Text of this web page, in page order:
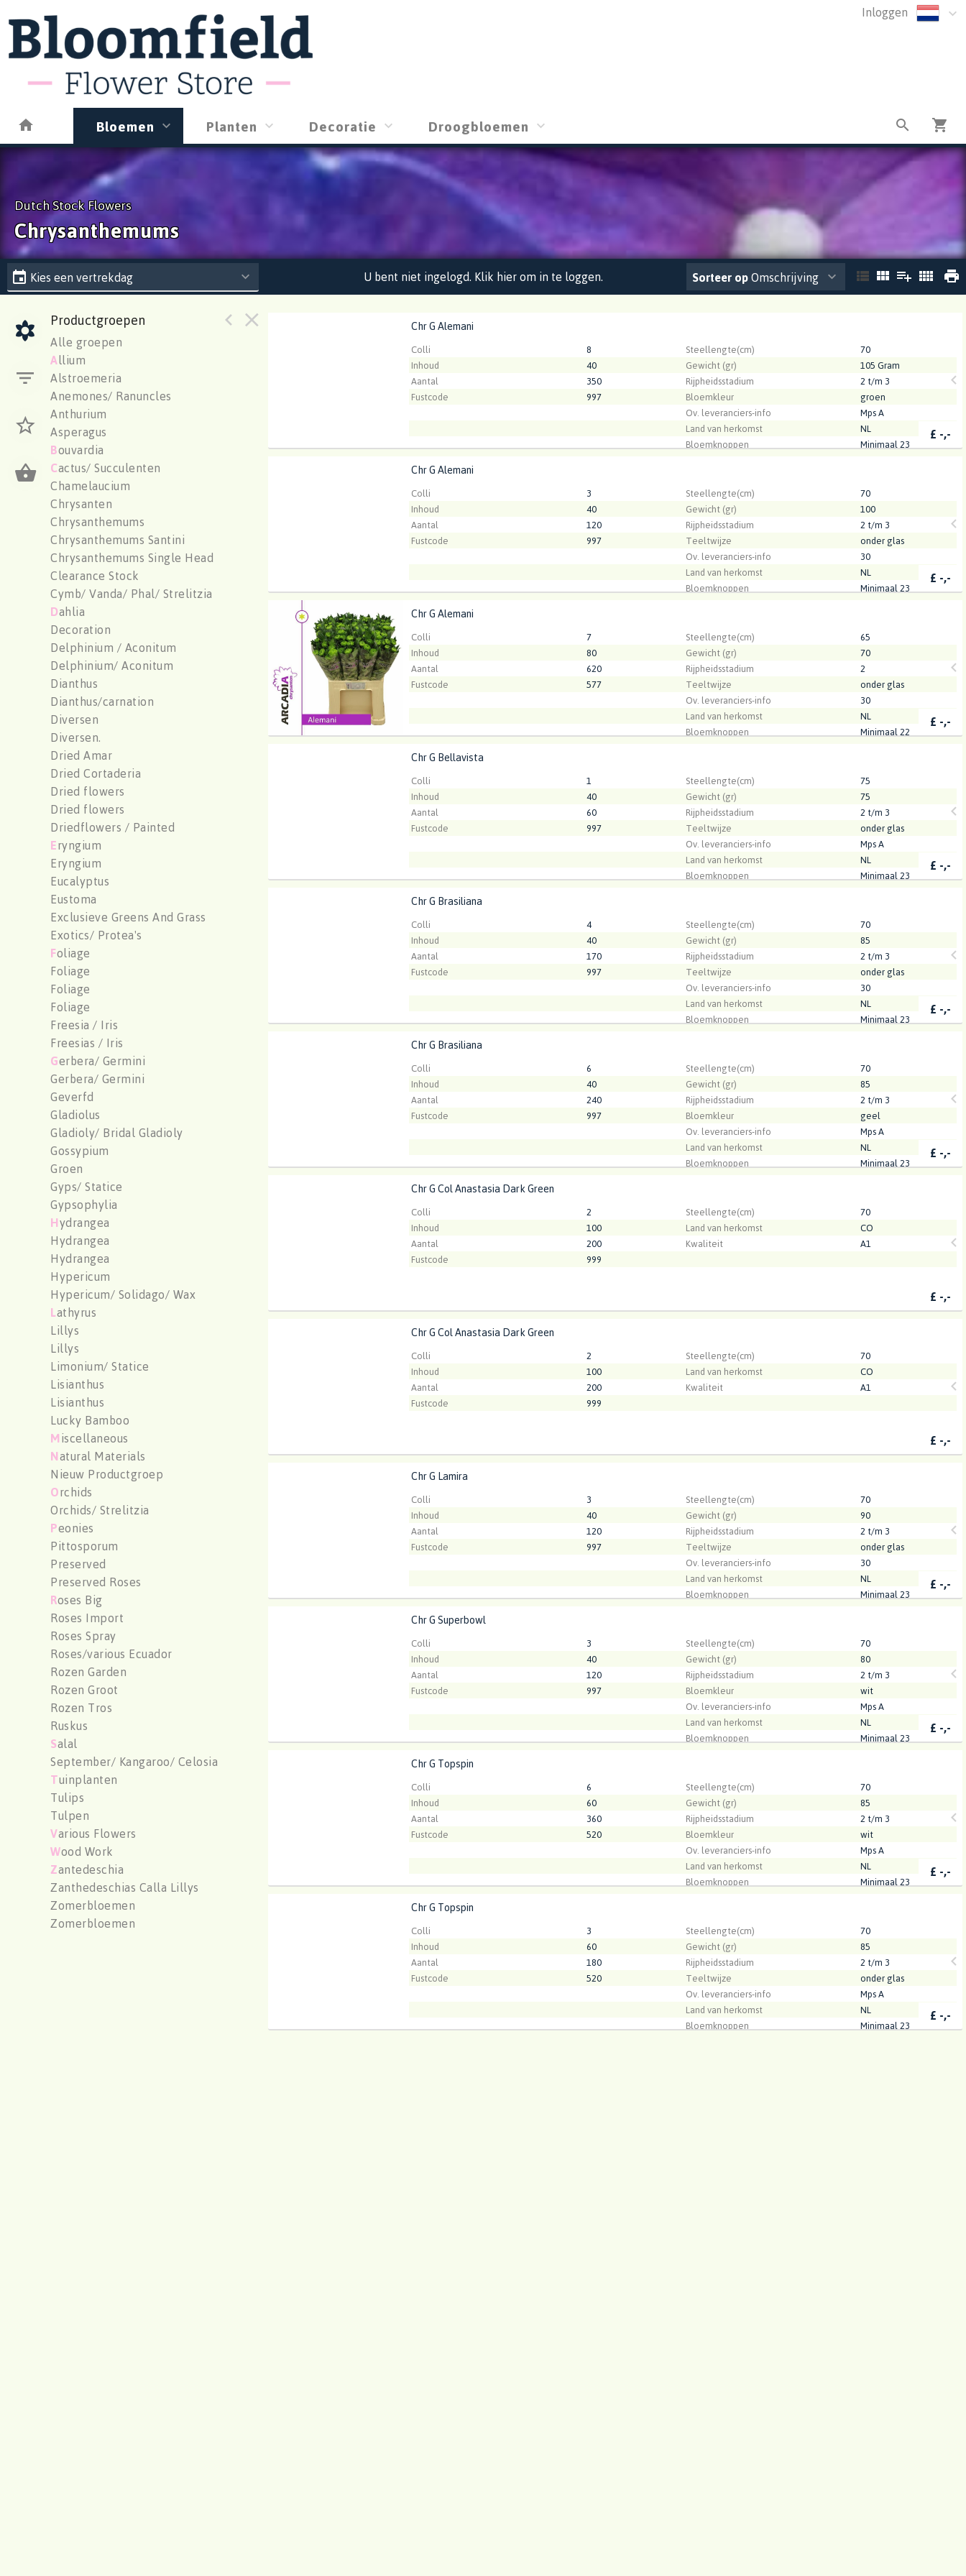
Inloggen
Bloemen Planten Decoratie Droogbloemen
Dutch Stock Flowers
Chrysanthemums
Kies een vertrekdag U bent niet ingelogd. Klik hier om in te loggen. Sorteer op Omschrijving
Productgroepen
Alle groepen
Allium
Alstroemeria
Anemones/ Ranuncles
Anthurium
Asperagus
Bouvardia
Cactus/ Succulenten
Chamelaucium
Chrysanten
Chrysanthemums
Chrysanthemums Santini
Chrysanthemums Single Head
Clearance Stock
Cymb/ Vanda/ Phal/ Strelitzia
Dahlia
Decoration
Delphinium / Aconitum
Delphinium/ Aconitum
Dianthus
Dianthus/carnation
Diversen
Diversen.
Dried Amar
Dried Cortaderia
Dried flowers
Dried flowers
Driedflowers / Painted
Eryngium
Eryngium
Eucalyptus
Eustoma
Exclusieve Greens And Grass
Exotics/ Protea's
Foliage
Foliage
Foliage
Foliage
Freesia / Iris
Freesias / Iris
Gerbera/ Germini
Gerbera/ Germini
Geverfd
Gladiolus
Gladioly/ Bridal Gladioly
Gossypium
Groen
Gyps/ Statice
Gypsophylia
Hydrangea
Hydrangea
Hydrangea
Hypericum
Hypericum/ Solidago/ Wax
Lathyrus
Lillys
Lillys
Limonium/ Statice
Lisianthus
Lisianthus
Lucky Bamboo
Miscellaneous
Natural Materials
Nieuw Productgroep
Orchids
Orchids/ Strelitzia
Peonies
Pittosporum
Preserved
Preserved Roses
Roses Big
Roses Import
Roses Spray
Roses/various Ecuador
Rozen Garden
Rozen Groot
Rozen Tros
Ruskus
Salal
September/ Kangaroo/ Celosia
Tuinplanten
Tulips
Tulpen
Various Flowers
Wood Work
Zantedeschia
Zanthedeschias Calla Lillys
Zomerbloemen
Zomerbloemen
Chr G Alemani
Colli 8 Steellengte(cm)
70
Inhoud
40 Gewicht (gr)
105 Gram
Aantal
350 Rijpheidsstadium
2 t/m 3
Fustcode
997 Bloemkleur
groen
Ov. leveranciers-info
Mps A
Land van herkomst
NL
Bloemknoppen
Minimaal 23
£ -,-
U moet ingelogd zijn om te kunnen kopen. Klik hier om in te loggen.
Chr G Alemani
Colli 3 Steellengte(cm)
70
Inhoud
40 Gewicht (gr)
100
Aantal
120 Rijpheidsstadium
2 t/m 3
Fustcode
997 Teeltwijze
onder glas
Ov. leveranciers-info
30
Land van herkomst
NL
Bloemknoppen
Minimaal 23
Kweker
£ -,-
U moet ingelogd zijn om te kunnen kopen. Klik hier om in te loggen.
Chr G Alemani
Colli 7 Steellengte(cm)
65
Inhoud
80 Gewicht (gr)
70
Aantal
620 Rijpheidsstadium
2
Fustcode
577 Teeltwijze
onder glas
Ov. leveranciers-info
30
Land van herkomst
NL
Bloemknoppen
Minimaal 22
£ -,-
Chr G Alemani
U moet ingelogd zijn om te kunnen kopen. Klik hier om in te loggen.
Chr G Bellavista
Colli 1 Steellengte(cm)
75
Inhoud
40 Gewicht (gr)
75
Aantal
60 Rijpheidsstadium
2 t/m 3
Fustcode
997 Teeltwijze
onder glas
Ov. leveranciers-info
Mps A
Land van herkomst
NL
Bloemknoppen
Minimaal 23
Kweker
£ -,-
U moet ingelogd zijn om te kunnen kopen. Klik hier om in te loggen.
Chr G Brasiliana
Colli 4 Steellengte(cm)
70
Inhoud
40 Gewicht (gr)
85
Aantal
170 Rijpheidsstadium
2 t/m 3
Fustcode
997 Teeltwijze
onder glas
Ov. leveranciers-info
30
Land van herkomst
NL
Bloemknoppen
Minimaal 23
Kweker
£ -,-
U moet ingelogd zijn om te kunnen kopen. Klik hier om in te loggen.
Chr G Brasiliana
Colli 6 Steellengte(cm)
70
Inhoud
40 Gewicht (gr)
85
Aantal
240 Rijpheidsstadium
2 t/m 3
Fustcode
997 Bloemkleur
geel
Ov. leveranciers-info
Mps A
Land van herkomst
NL
Bloemknoppen
Minimaal 23
£ -,-
U moet ingelogd zijn om te kunnen kopen. Klik hier om in te loggen.
Chr G Col Anastasia Dark Green
Colli 2 Steellengte(cm)
70
Inhoud
100 Land van herkomst
CO
Aantal
200 Kwaliteit
A1
Fustcode
999
£ -,-
Chr G Col Anastasia Dark Green
U moet ingelogd zijn om te kunnen kopen. Klik hier om in te loggen.
Chr G Col Anastasia Dark Green
Colli 2 Steellengte(cm)
70
Inhoud
100 Land van herkomst
CO
Aantal
200 Kwaliteit
A1
Fustcode
999
£ -,-
Chr G Col Anastasia Dark Green
U moet ingelogd zijn om te kunnen kopen. Klik hier om in te loggen.
Chr G Lamira
Colli 3 Steellengte(cm)
70
Inhoud
40 Gewicht (gr)
90
Aantal
120 Rijpheidsstadium
2 t/m 3
Fustcode
997 Teeltwijze
onder glas
Ov. leveranciers-info
30
Land van herkomst
NL
Bloemknoppen
Minimaal 23
Kweker
£ -,-
U moet ingelogd zijn om te kunnen kopen. Klik hier om in te loggen.
Chr G Superbowl
Colli 3 Steellengte(cm)
70
Inhoud
40 Gewicht (gr)
80
Aantal
120 Rijpheidsstadium
2 t/m 3
Fustcode
997 Bloemkleur
wit
Ov. leveranciers-info
Mps A
Land van herkomst
NL
Bloemknoppen
Minimaal 23
£ -,-
U moet ingelogd zijn om te kunnen kopen. Klik hier om in te loggen.
Chr G Topspin
Colli 6 Steellengte(cm)
70
Inhoud
60 Gewicht (gr)
85
Aantal
360 Rijpheidsstadium
2 t/m 3
Fustcode
520 Bloemkleur
wit
Ov. leveranciers-info
Mps A
Land van herkomst
NL
Bloemknoppen
Minimaal 23
£ -,-
U moet ingelogd zijn om te kunnen kopen. Klik hier om in te loggen.
Chr G Topspin
Colli 3 Steellengte(cm)
70
Inhoud
60 Gewicht (gr)
85
Aantal
180 Rijpheidsstadium
2 t/m 3
Fustcode
520 Teeltwijze
onder glas
Ov. leveranciers-info
Mps A
Land van herkomst
NL
Bloemknoppen
Minimaal 23
£ -,-
U moet ingelogd zijn om te kunnen kopen. Klik hier om in te loggen.